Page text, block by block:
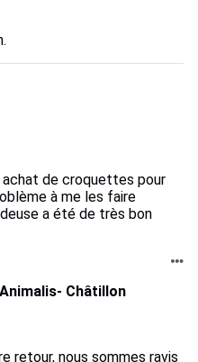
de croquettes pour
à me les faire
a été de très bon
Châtillon
retour, nous sommes ravis